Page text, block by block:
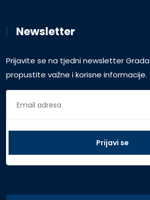
Newsletter
Prijavite se na tjedni newsletter
propustite važne i korisne informacije.